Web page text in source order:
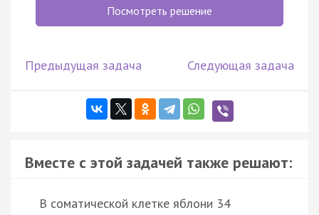
Посмотреть решение
Предыдущая задача Следующая задача
Вместе с этой задачей также решают:
В соматической клетке яблони 34